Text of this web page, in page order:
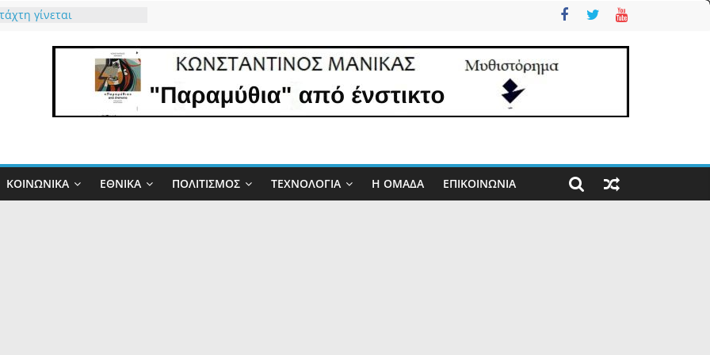
γίνεται
την Αλήθεια
ο καιρός”…
χαρά του Τσίπρα
ΚΟΙΝΩΝΙΚΆ ΕΘΝΙΚΆ ΠΟΛΙΤΙΣΜΌΣ ΤΕΧΝΟΛΟΓΊΑ Η ΟΜΑΔΑ ΕΠΙΚΟΙΝΩΝΊΑ